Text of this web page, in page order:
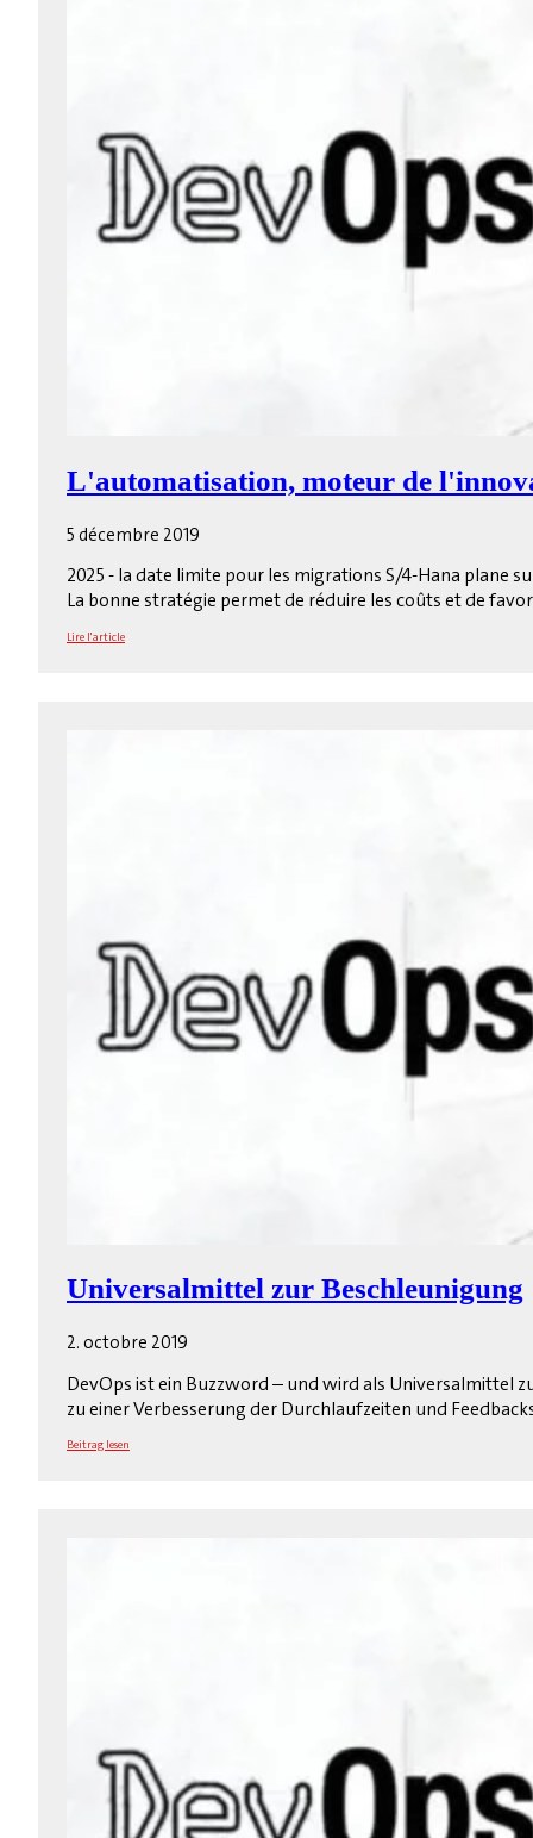
L'automatisation, moteur de
5 décembre 2019
2025 - la date limite pour les migrations S/4-Hana plane
La bonne stratégie permet de réduire les coûts et de
Lire l'article
Universalmittel zur Beschleunigung
2. octobre 2019
DevOps ist ein Buzzword – und wird als Universalmittel
zu einer Verbesserung der Durchlaufzeiten und
Beitrag lesen